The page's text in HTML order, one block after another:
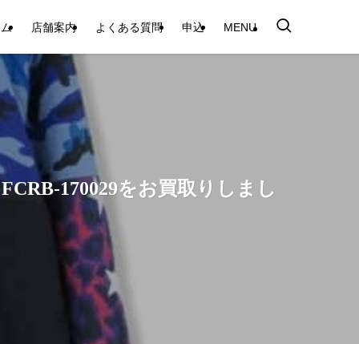
店舗案内 よくある質問 申込 MENU
170029をお買取りしまし